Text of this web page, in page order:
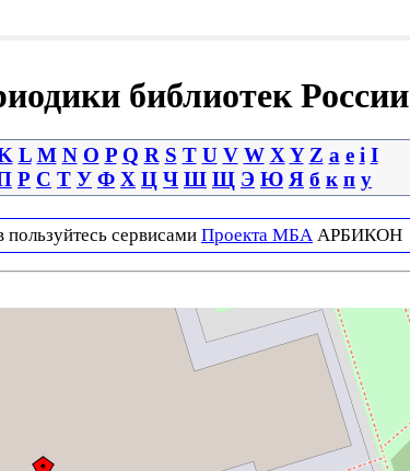
библиотек России
L M N O P Q R S T U V W X Y Z a e i І
Р С Т У Ф Х Ц Ч Ш Щ Э Ю Я б к п у
сервисами Проекта МБА АРБИКОН